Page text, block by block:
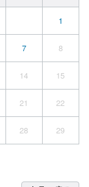
1
7 8
14 15
21 22
28 29